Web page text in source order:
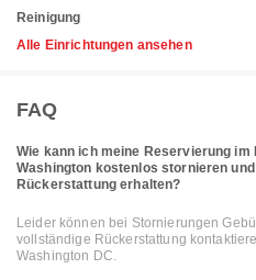
Reinigung
Alle Einrichtungen ansehen
FAQ
Wie kann ich meine Reservierung im
Washington kostenlos stornieren
Rückerstattung erhalten?
Leider können bei Stornierungen
vollständige Rückerstattung
Washington DC.